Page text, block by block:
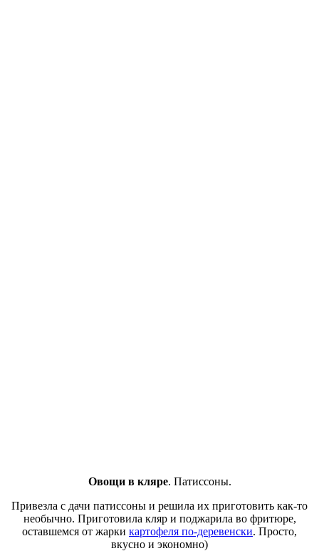
Овощи в кляре. Патиссоны.
Привезла с дачи патиссоны и решила их приготовить как-то
необычно. Приготовила кляр и поджарила во фритюре,
оставшемся от жарки картофеля по-деревенски. Просто,
вкусно и экономно)